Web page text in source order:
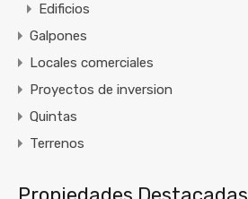
Edificios
Galpones
Locales comerciales
Proyectos de inversion
Quintas
Terrenos